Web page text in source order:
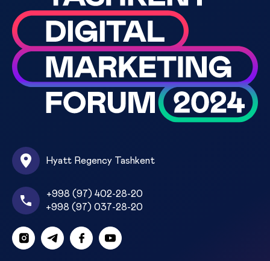
Hyatt Regency Tashkent
+998 (97) 402-28-20
+998 (97) 037-28-20